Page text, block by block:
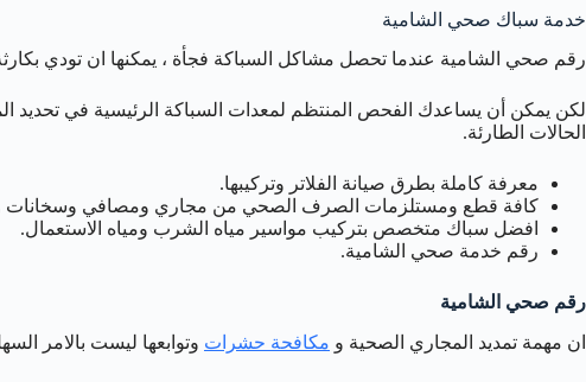
خدمة سباك صحي الشامية
رقم صحي الشامية عندما تحصل مشاكل السباكة فجأة ، يمكنها ان تودي بكارثة
لكن يمكن أن يساعدك الفحص المنتظم لمعدات السباكة الرئيسية في تحديد
الحالات الطارئة.
معرفة كاملة بطرق صيانة الفلاتر وتركيبها.
كافة قطع ومستلزمات الصرف الصحي من مجاري ومصافي وسخانات
افضل سباك متخصص بتركيب مواسير مياه الشرب ومياه الاستعمال.
رقم خدمة صحي الشامية.
رقم صحي الشامية
ان مهمة تمديد المجاري الصحية و مكافحة حشرات وتوابعها ليست بالامر